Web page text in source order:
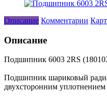
Описание Комментарии
Описание
Подшипник 6003 2RS
Подшипник шариковый
двухсторонним уплотнением